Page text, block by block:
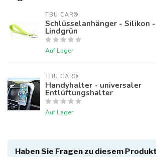
TBU CAR®
Schlüsselanhänger - Silikon -
Lindgrün
Auf Lager
TBU CAR®
Handyhalter - universaler
Entlüftungshalter
Auf Lager
Haben Sie Fragen zu diesem